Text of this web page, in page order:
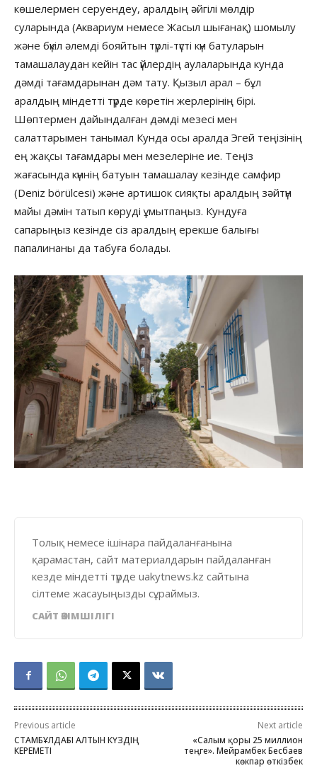
көшелермен серуендеу, аралдың әйгілі мөлдір
суларында (Аквариум немесе Жасыл шығанақ) шомылу
және бүкіл әлемді бояйтын түрлі-түсті күн батуларын
тамашалаудан кейін тас үйлердің аулаларында кунда
дәмді тағамдарынан дәм тату. Қызыл арал – бұл
аралдың міндетті түрде көретін жерлерінің бірі.
Шөптермен дайындалған дәмді мезесі мен
салаттарымен танымал Кунда осы аралда Эгей теңізінің
ең жақсы тағамдары мен мезелеріне ие. Теңіз
жағасында күннің батуын тамашалау кезінде самфир
(Deniz börülcesi) және артишок сияқты аралдың зәйтүн
майы дәмін татып көруді ұмытпаңыз. Кундуға
сапарыңыз кезінде сіз аралдың ерекше балығы
папалинаны да табуға болады.
Толық немесе ішінара пайдаланғанына
қарамастан, сайт материалдарын пайдаланған
кезде міндетті түрде uakytnews.kz сайтына
сілтеме жасауыңызды сұраймыз.
САЙТ ӘКІМШІЛІГІ
Previous article
СТАМБҰЛДАҒЫ АЛТЫН КҮЗДІҢ
КЕРЕМЕТІ
Next article
«Салым қоры 25 миллион
теңге». Мейрамбек Бесбаев
көкпар өткізбек